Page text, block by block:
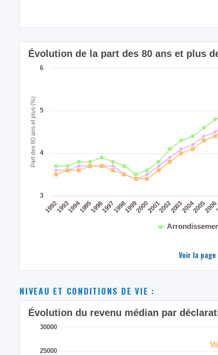
Part des 80 ans et plus (%)
Évolution de la part des 80 ans et plus
199219931994199519961997199819992000200120022003200420052006
3
4
5
6
Voir la
NIVEAU ET CONDITIONS DE VIE :
Évolution du revenu médian par
25000
30000